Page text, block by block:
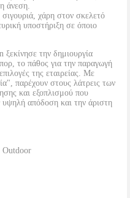
άνεση.
χάρη στον σκελετό
υποστήριξη σε όποιο
την δημιουργία
το πάθος για την παραγωγή
της εταιρείας. Με
παρέχουν στους λάτρεις των
και εξοπλισμού που
υψηλή απόδοση και την άριστη
Outdoor